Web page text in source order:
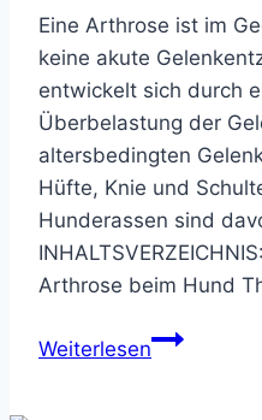
Eine Arthrose ist im
keine akute
entwickelt sich durch
Überbelastung der
altersbedingten
Hüfte, Knie und
Hunderassen sind
Arthrose beim Hund
WeiterlesenArthrose